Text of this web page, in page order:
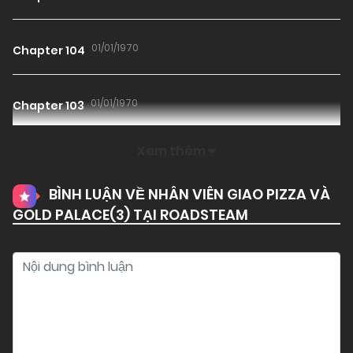
Chapter 104 01/01/1970
Chapter 103 01/01/1970
Chapter 101 (H) 01/01/1970
Chapter 100 (H) 01/01/1970
BÌNH LUẬN VỀ NHÂN VIÊN GIAO PIZZA VÀ
GOLD PALACE(3) TẠI ROADSTEAM